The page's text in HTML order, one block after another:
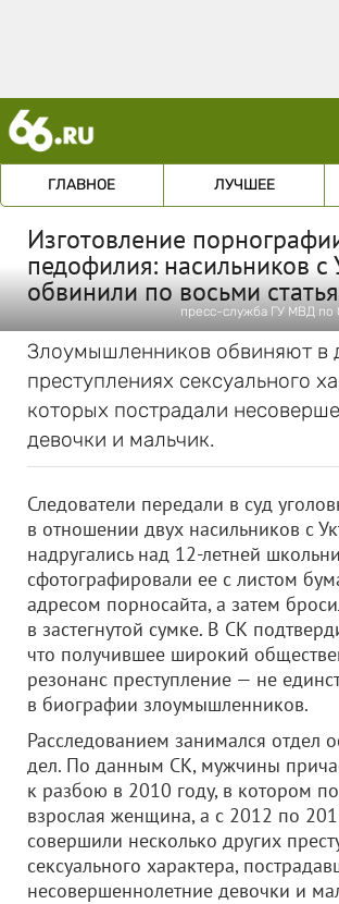
ГЛАВНОЕ ЛУЧШЕЕ
Изготовление
педофилия: насильников с
обвинили по восьми
пресс-служба ГУ МВД по
Злоумышленников обвиняют в
преступлениях сексуального
которых пострадали
девочки и мальчик.
Следователи передали в суд
в отношении двух насильников с
надругались над 12-летней
сфотографировали ее с листом
адресом порносайта, а затем
в застегнутой сумке. В СК
что получившее широкий
резонанс преступление — не
в биографии злоумышленников.
Расследованием занимался отдел
дел. По данным СК, мужчины
к разбою в 2010 году, в котором
взрослая женщина, а с 2012 по
совершили несколько других
сексуального характера,
несовершеннолетние девочки и